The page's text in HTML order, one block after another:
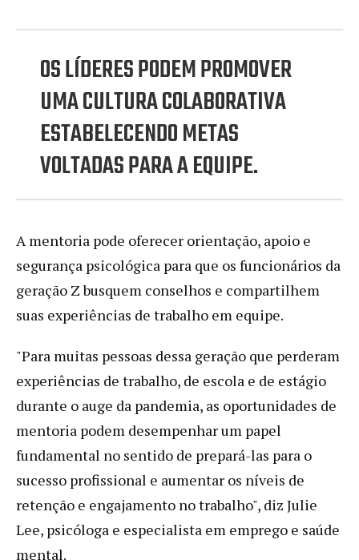
OS LÍDERES PODEM PROMOVER
UMA CULTURA COLABORATIVA
ESTABELECENDO METAS
VOLTADAS PARA A EQUIPE.
A mentoria pode oferecer orientação, apoio e
segurança psicológica para que os funcionários da
geração Z busquem conselhos e compartilhem
suas experiências de trabalho em equipe.
"Para muitas pessoas dessa geração que perderam
experiências de trabalho, de escola e de estágio
durante o auge da pandemia, as oportunidades de
mentoria podem desempenhar um papel
fundamental no sentido de prepará-las para o
sucesso profissional e aumentar os níveis de
retenção e engajamento no trabalho", diz Julie
Lee, psicóloga e especialista em emprego e saúde
mental.